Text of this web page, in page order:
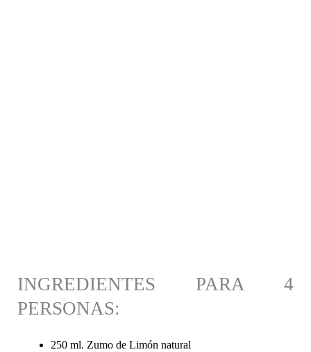
INGREDIENTES PARA 4
PERSONAS:
250 ml. Zumo de Limón natural